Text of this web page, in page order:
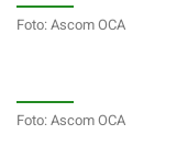
Foto: Ascom OCA
Foto: Ascom OCA